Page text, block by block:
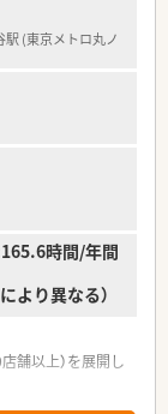
小学5年生まで
整っています
嬉しいメリットも
(東京メトロ丸ノ
時間/年間
より異なる）
舗以上）を展開し